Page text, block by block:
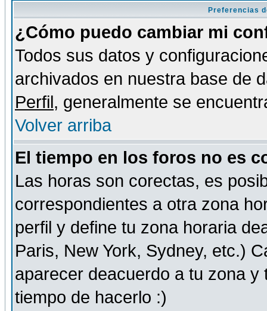
Preferencias
¿Cómo puedo cambiar mi
Todos sus datos y
archivados en nuestra base de
Perfil, generalmente se
Volver arriba
El tiempo en los foros no es
Las horas son corectas, es
correspondientes a otra zona
perfil y define tu zona horaria
Paris, New York, Sydney, etc.)
aparecer deacuerdo a tu zona
tiempo de hacerlo :)